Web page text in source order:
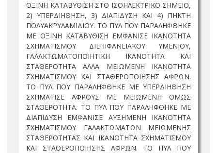
ΟΞΙΝΗ ΚΑΤΑΒΥΘΙΣΗ ΣΤΟ ΙΣΟΗΛΕΚΤΡΙΚΟ ΣΗΜΕΙΟ,
2) ΥΠΕΡΔΙΗΘΗΣΗ, 3) ΔΙΑΠΙΔΥΣΗ ΚΑΙ 4) ΠΗΚΤΗ
ΠΟΛΥΑΚΡΥΛΑΜΙΔΙΟΥ. ΤΟ ΠΥΛ ΠΟΥ ΠΑΡΑΛΗΦΘΗΚΕ
ΜΕ ΟΞΙΝΗ ΚΑΤΑΒΥΘΙΣΗ ΕΜΦΑΝΙΣΕ ΙΚΑΝΟΤΗΤΑ
ΣΧΗΜΑΤΙΣΜΟΥ ΔΙΕΠΙΦΑΝΕΙΑΚΟΥ ΥΜΕΝΙΟΥ,
ΓΑΛΑΚΤΩΜΑΤΟΠΟΙΗΤΙΚΗ ΙΚΑΝΟΤΗΤΑ ΚΑΙ
ΣΤΑΘΕΡΟΤΗΤΑ ΑΛΛΑ ΜΕΙΩΜΕΝΗ ΙΚΑΝΟΤΗΤΑ
ΣΧΗΜΑΤΙΣΜΟΥ ΚΑΙ ΣΤΑΘΕΡΟΠΟΙΗΣΗΣ ΑΦΡΩΝ.
ΤΟ ΠΥΛ ΠΟΥ ΠΑΡΑΛΗΦΘΗΚΕ ΜΕ ΥΠΕΡΔΙΗΘΗΣΗ
ΣΧΗΜΑΤΙΣΕ ΑΦΡΟΥΣ ΜΕ ΜΕΙΩΜΕΝΗ ΟΜΩΣ
ΣΤΑΘΕΡΟΤΗΤΑ. ΤΟ ΠΥΛ ΠΟΥ ΠΑΡΑΛΗΦΘΗΚΕ ΜΕ
ΔΙΑΠΙΔΥΣΗ ΕΜΦΑΝΙΣΕ ΑΥΞΗΜΕΝΗ ΙΚΑΝΟΤΗΤΑ
ΣΧΗΜΑΤΙΣΜΟΥ ΓΑΛΑΚΤΩΜΑΤΩΝ ΜΕΙΩΜΕΝΗΣ
ΣΤΑΘΕΡΟΤΗΤΑΣ ΚΑΙ ΙΚΑΝΟΤΗΤΑ ΣΧΗΜΑΤΙΣΜΟΥ
ΚΑΙ ΣΤΑΘΕΡΟΠΟΙΗΣΗΣ ΑΦΡΩΝ. ΤΟ ΠΥΛ ΠΟΥ